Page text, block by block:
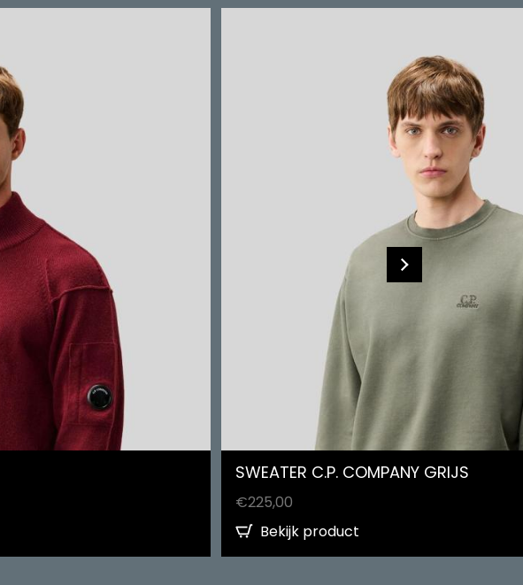
SWEATER C.P. COMPANY GRIJS
€225,00
Bekijk product